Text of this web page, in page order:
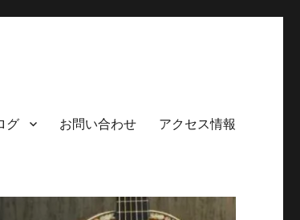
グ お問い合わせ アクセス情報